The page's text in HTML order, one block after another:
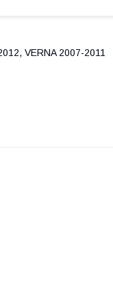
VERNA 2007-2011